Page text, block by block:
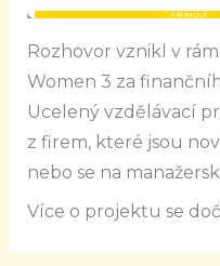
Rozhovor vznikl v
Women 3 za
Ucelený vzdělávací
z firem, které jsou
nebo se na
Více o projektu se